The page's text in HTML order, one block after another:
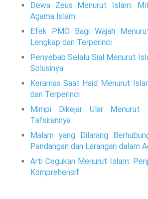
Dewa Zeus Menurut Islam:
Agama Islam
Efek PMO Bagi Wajah
Lengkap dan Terperinci
Penyebab Selalu Sial Menurut
Solusinya
Keramas Saat Haid Menurut
dan Terperinci
Mimpi Dikejar Ular Menurut
Tafsirannya
Malam yang Dilarang
Pandangan dan Larangan dalam
Arti Cegukan Menurut Islam:
Komprehensif